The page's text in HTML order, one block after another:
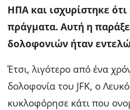
ΗΠΑ και ισχυρίστηκε
πράγματα. Αυτή η
δολοφονιών ήταν
Έτσι, λιγότερο από ένα
δολοφονία του JFK, ο
κυκλοφόρησε κάτι που